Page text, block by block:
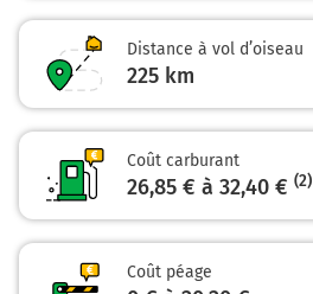
Saint-Clar
Fleurance
Auch
292 km
293 km
Distance à vol d’oiseau
225 km
Coût carburant
26,85 € à 32,40 € (2)
Coût péage